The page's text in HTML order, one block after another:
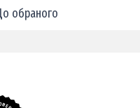
обраного